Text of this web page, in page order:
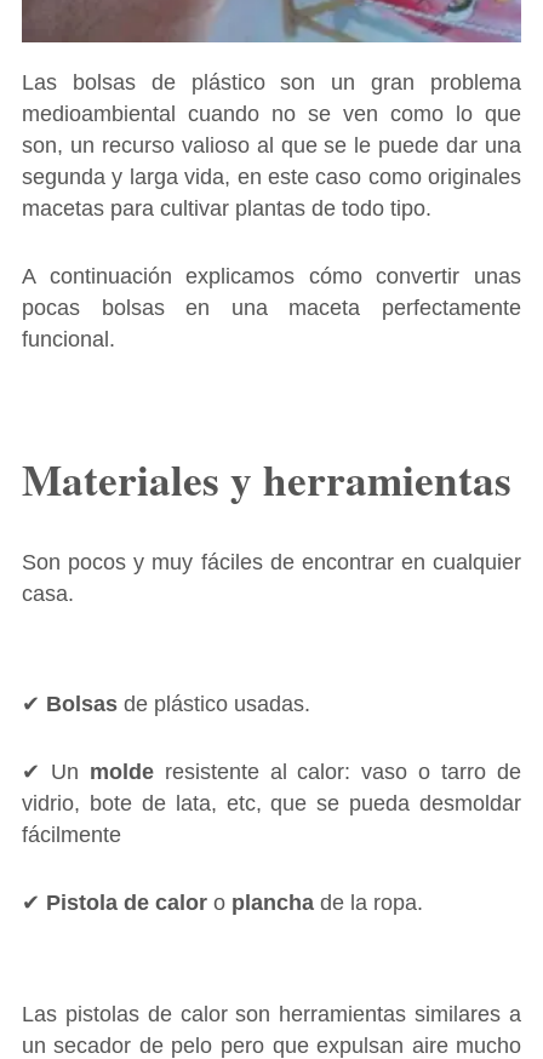
Las bolsas de plástico son un gran problema
medioambiental cuando no se ven como lo que
son, un recurso valioso al que se le puede dar una
segunda y larga vida, en este caso como originales
macetas para cultivar plantas de todo tipo.
A continuación explicamos cómo convertir unas
pocas bolsas en una maceta perfectamente
funcional.
Materiales y herramientas
Son pocos y muy fáciles de encontrar en cualquier
casa.
✔ Bolsasde plástico usadas.
✔ Un molderesistente al calor: vaso o tarro de
vidrio, bote de lata, etc, que se pueda desmoldar
fácilmente
✔ Pistola de caloro planchade la ropa.
Las pistolas de calor son herramientas similares a
un secador de pelo pero que expulsan aire mucho